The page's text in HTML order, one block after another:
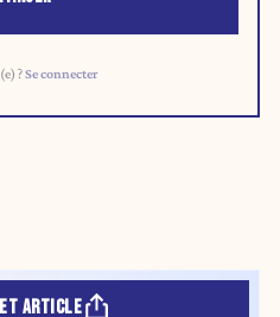
?Se connecter
ARTICLE